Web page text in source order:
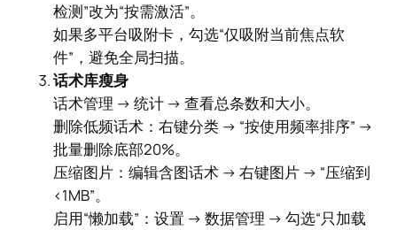
检测”改为“按需激活”。
如果多平台吸附卡，勾选“仅吸附当前焦点软
件”，避免全局扫描。
话术库瘦身
话术管理 → 统计 → 查看总条数和大小。
删除低频话术：右键分类 → “按使用频率排序” →
批量删除底部20%。
压缩图片：编辑含图话术 → 右键图片 → “压缩到
<1MB”。
启用“懒加载”：设置 → 数据管理 → 勾选“只加载